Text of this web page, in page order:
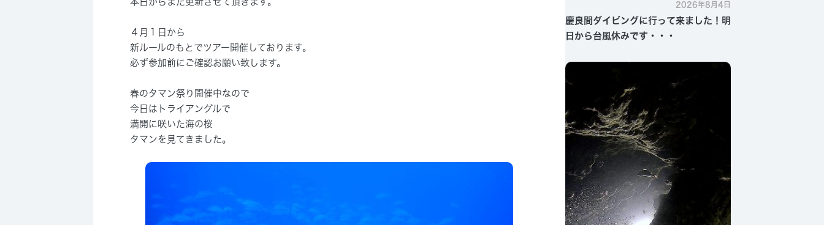
４月１日から
新ルールのもとでツアー開催しております。
必ず参加前にご確認お願い致します。
春のタマン祭り開催中なので
今日はトライアングルで
満開に咲いた海の桜
タマンを見てきました。
2026年8月4日
慶良間ダイビングに行って来ました！明
日から台風休みです・・・